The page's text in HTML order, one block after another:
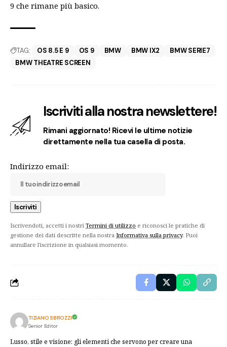
9 che rimane più basico.
TAG: OS 8.5 E 9 OS 9 BMW BMW IX2
BMW SERIE7
BMW THEATRE SCREEN
Iscriviti alla nostra newslettere!
Rimani aggiornato! Ricevi le ultime notizie
direttamente nella tua casella di posta.
Indirizzo email:
Iscrivendoti, accetti i nostri Termini di utilizzo e riconosci le pratiche di
gestione dei dati descritte nella nostra Informativa sulla privacy. Puoi
annullare l'iscrizione in qualsiasi momento.
TIZIANO SBROZZI
Senior Editor
Lusso, stile e visione: gli elementi che servono per creare una